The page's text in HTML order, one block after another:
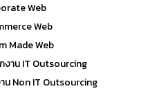
Web
Web
Made Web
งาน IT Outsourcing
น Non IT Outsourcing